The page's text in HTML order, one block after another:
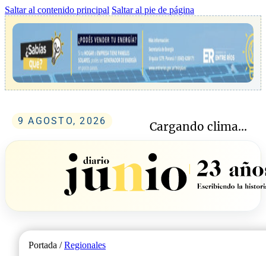
Saltar al contenido principal Saltar al pie de página
9 AGOSTO, 2026 Cargando clima...
Portada /Regionales